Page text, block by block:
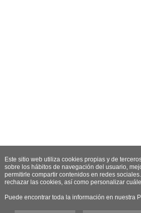
Este sitio web utiliza cookies propias y de
sobre los hábitos de navegación del usuario,
permitirle compartir contenidos en redes
rechazar las cookies, así como personalizar
Puede encontrar toda la información en nuestra